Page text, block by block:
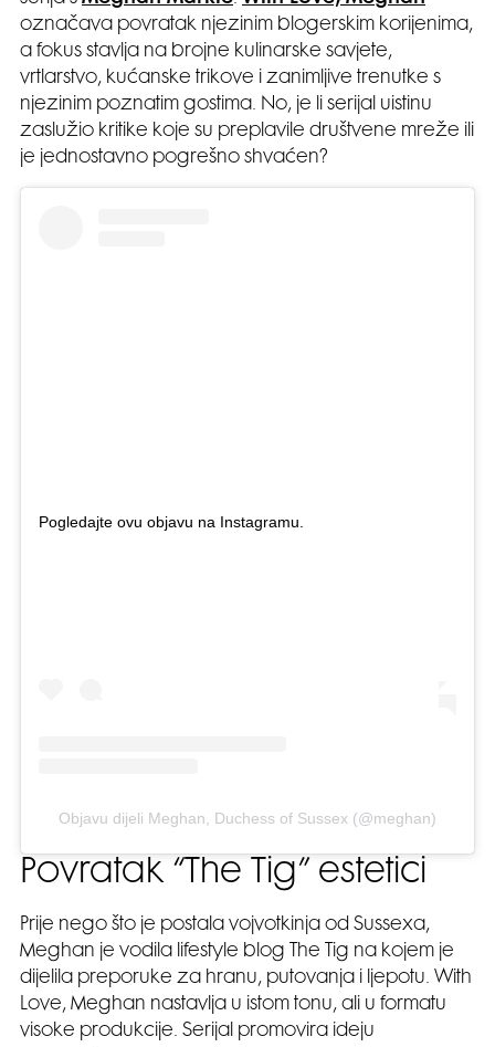
označava povratak njezinim blogerskim korijenima,
a fokus stavlja na brojne kulinarske savjete,
vrtlarstvo, kućanske trikove i zanimljive trenutke s
njezinim poznatim gostima. No, je li serijal uistinu
zaslužio kritike koje su preplavile društvene mreže ili
je jednostavno pogrešno shvaćen?
Pogledajte ovu objavu na Instagramu.
Objavu dijeli Meghan, Duchess of Sussex (@meghan)
Povratak “The Tig” estetici
Prije nego što je postala vojvotkinja od Sussexa,
Meghan je vodila lifestyle blog The Tig na kojem je
dijelila preporuke za hranu, putovanja i ljepotu. With
Love, Meghan nastavlja u istom tonu, ali u formatu
visoke produkcije. Serijal promovira ideju